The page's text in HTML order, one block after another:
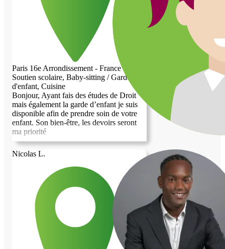
Paris 16e Arrondissement - France
Soutien scolaire, Baby-sitting / Garde
d'enfant, Cuisine
Bonjour, Ayant fais des études de Droit
mais également la garde d’enfant je suis
disponible afin de prendre soin de votre
enfant. Son bien-être, les devoirs seront
ma priorité
Nicolas L.